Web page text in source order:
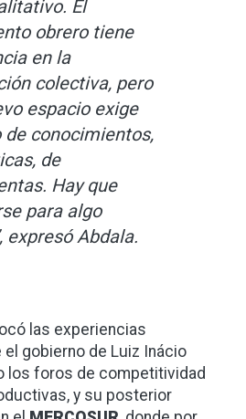
El
obrero tiene
en la
colectiva, pero
espacio exige
de conocimientos,
de
Hay que
para algo
expresó Abdala.
las experiencias
gobierno de Luiz Inácio
los foros de competitividad
y su posterior